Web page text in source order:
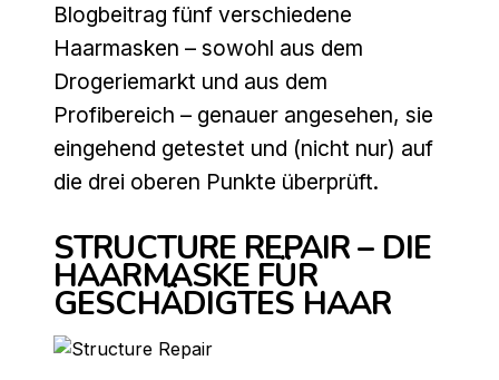
Blogbeitrag fünf verschiedene
Haarmasken – sowohl aus dem
Drogeriemarkt und aus dem
Profibereich – genauer angesehen, sie
eingehend getestet und (nicht nur) auf
die drei oberen Punkte überprüft.
STRUCTURE REPAIR – DIE
HAARMASKE FÜR
GESCHÄDIGTES HAAR